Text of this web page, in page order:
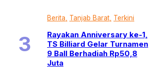
Berita Tanjab Barat Terkini
Rayakan Anniversary ke-1,
TS Billiard Gelar Turnamen
9 Ball Berhadiah Rp50,8
Juta